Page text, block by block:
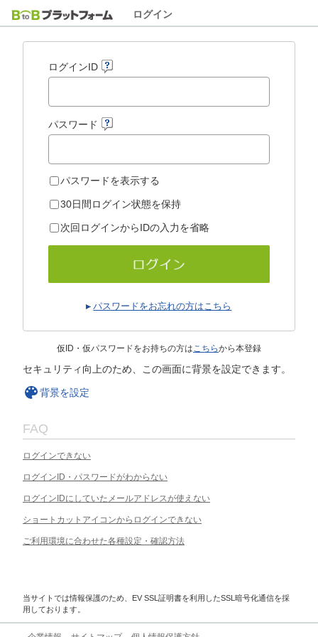
ログイン
ログインID
パスワード
パスワードを表示する
30日間ログイン状態を保持
次回ログインからIDの入力を省略
パスワードをお忘れの方はこちら
仮ID・仮パスワードをお持ちの方はこちらから本登録
セキュリティ向上のため、この画面に背景を設定できます。
背景を設定
FAQ
ログインできない
ログインID・パスワードがわからない
ログインIDにしていたメールアドレスが使えない
ショートカットアイコンからログインできない
ご利用環境に合わせた各種設定・確認方法
当サイトでは情報保護のため、EV SSL証明書を利用したSSL暗号化通信を採
用しております。